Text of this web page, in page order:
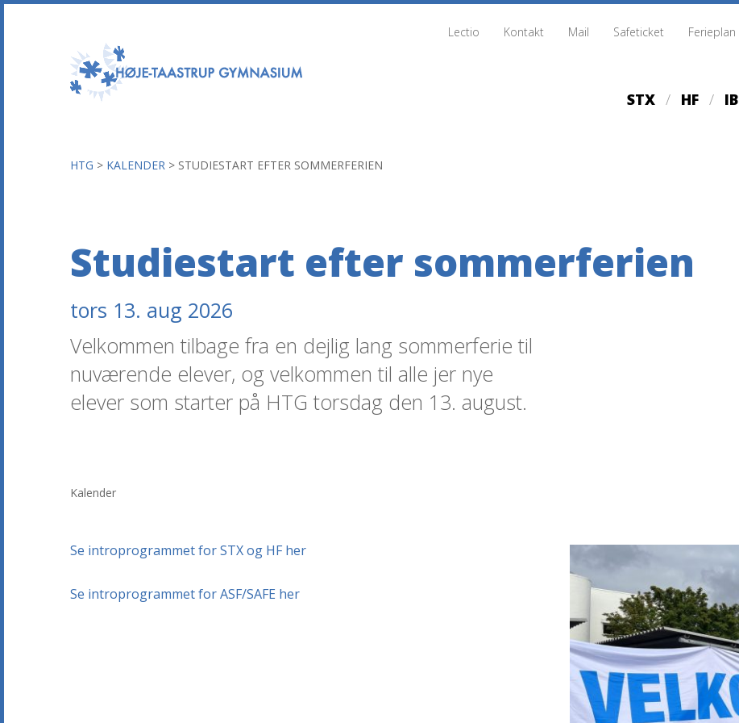
Lectio Kontakt Mail Safeticket Ferieplan
STX HF IB
HTG > KALENDER > STUDIESTART EFTER SOMMERFERIEN
Studiestart efter sommerferien
tors 13. aug 2026
Velkommen tilbage fra en dejlig lang sommerferie til
nuværende elever, og velkommen til alle jer nye
elever som starter på HTG torsdag den 13. august.
Kalender
Se introprogrammet for STX og HF her
Se introprogrammet for ASF/SAFE her